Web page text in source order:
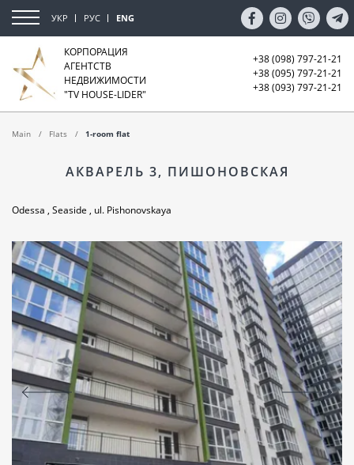
УКР РУС ENG
КОРПОРАЦИЯ
АГЕНТСТВ
НЕДВИЖИМОСТИ
"TV HOUSE-LIDER"
+38 (098) 797-21-21
+38 (095) 797-21-21
+38 (093) 797-21-21
Main Flats 1-room flat
АКВАРЕЛЬ 3, ПИШОНОВСКАЯ
Odessa , Seaside , ul. Pishonovskaya